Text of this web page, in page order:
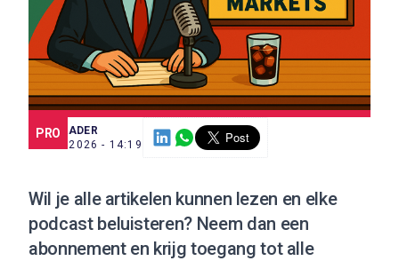
PRO
SCE TRADER
7 JUL. 2026 - 14:19
Wil je alle artikelen kunnen lezen en elke
podcast beluisteren? Neem dan een
abonnementen krijg toegang tot alle